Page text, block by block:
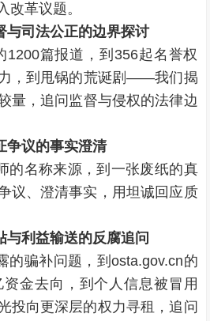
改革议题。
与司法公正的边界探讨
1200篇报道，到356起名誉权
，到甩锅的荒诞剧——我们揭
量，追问监督与侵权的法律边
争议的事实澄清
的名称来源，到一张废纸的真
、澄清事实，用坦诚回应质
与利益输送的反腐追问
的骗补问题，到osta.gov.cn的
金去向，到个人信息被冒用
向更深层的权力寻租，追问